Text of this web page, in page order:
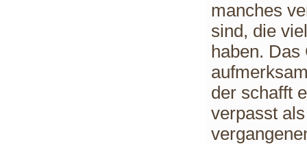
manches
sind, die
haben. Das
der schafft
verpasst